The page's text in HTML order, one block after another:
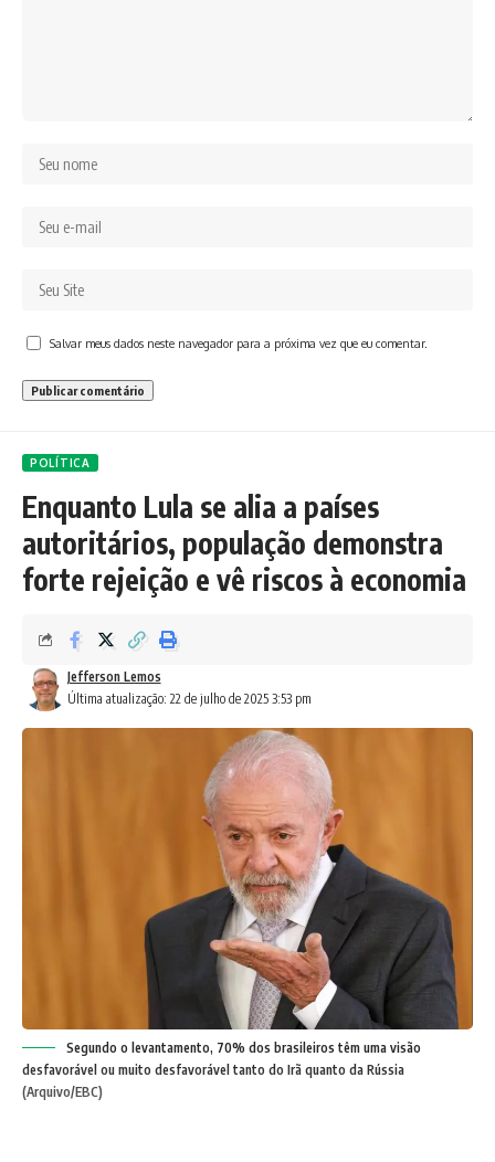
Salvar meus dados neste navegador para a próxima vez que eu comentar.
POLÍTICA
Enquanto Lula se alia a países
autoritários, população demonstra
forte rejeição e vê riscos à economia
Última atualização: 22 de julho de 2025 3:53 pm
Jefferson Lemos
Segundo o levantamento, 70% dos brasileiros têm uma visão
desfavorável ou muito desfavorável tanto do Irã quanto da Rússia
(Arquivo/EBC)